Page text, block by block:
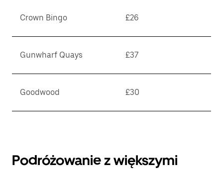
Crown Bingo £26
Gunwharf Quays £37
Goodwood £30
Podróżowanie z większymi